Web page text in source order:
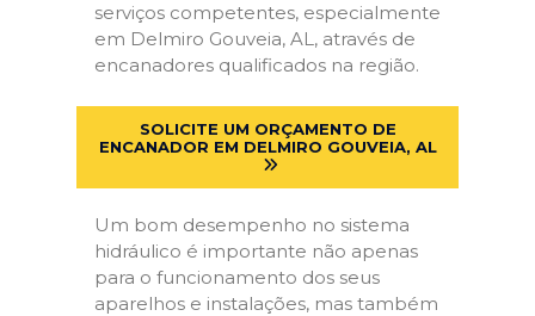
serviços competentes, especialmente
em Delmiro Gouveia, AL, através de
encanadores qualificados na região.
SOLICITE UM ORÇAMENTO DE
ENCANADOR EM DELMIRO GOUVEIA, AL
Um bom desempenho no sistema
hidráulico é importante não apenas
para o funcionamento dos seus
aparelhos e instalações, mas também